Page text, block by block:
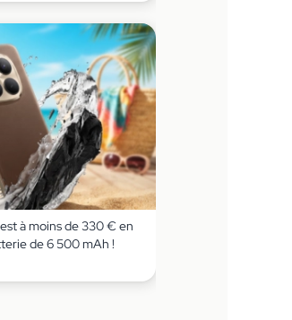
à moins de 330 € en
de 6 500 mAh !